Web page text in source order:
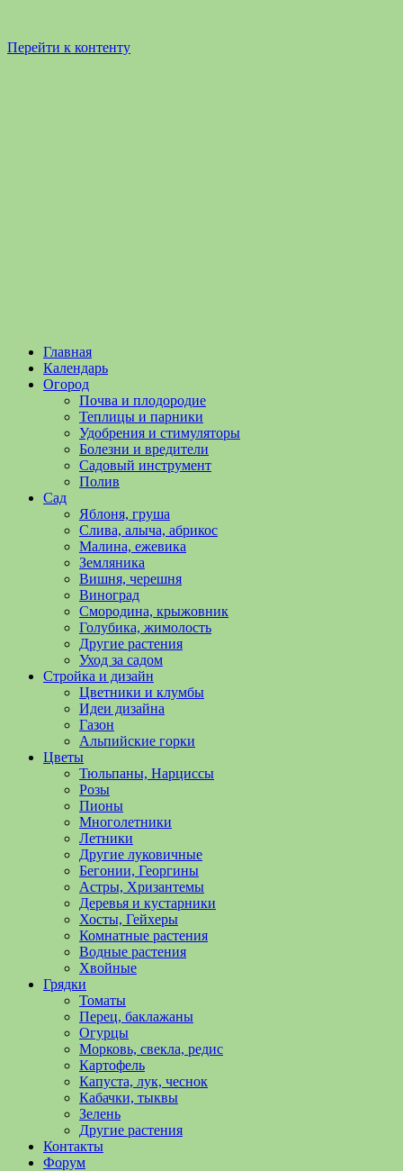
Перейти к контенту
Садоводство
Огородничество
Садоводство
огородничество
полезные
уходу
овощами,
растениями
Поможем
обустройстве
выращивании
Главная
Календарь
Огород
Почва и плодородие
Теплицы и парники
Удобрения и стимуляторы
Болезни и вредители
Садовый инструмент
Полив
Сад
Яблоня, груша
Слива, алыча, абрикос
Малина, ежевика
Земляника
Вишня, черешня
Виноград
Смородина, крыжовник
Голубика, жимолость
Другие растения
Уход за садом
Стройка и дизайн
Цветники и клумбы
Идеи дизайна
Газон
Альпийские горки
Цветы
Тюльпаны, Нарциссы
Розы
Пионы
Многолетники
Летники
Другие луковичные
Бегонии, Георгины
Астры, Хризантемы
Деревья и кустарники
Хосты, Гейхеры
Комнатные растения
Водные растения
Хвойные
Грядки
Томаты
Перец, баклажаны
Огурцы
Морковь, свекла, редис
Картофель
Капуста, лук, чеснок
Кабачки, тыквы
Зелень
Другие растения
Контакты
Форум